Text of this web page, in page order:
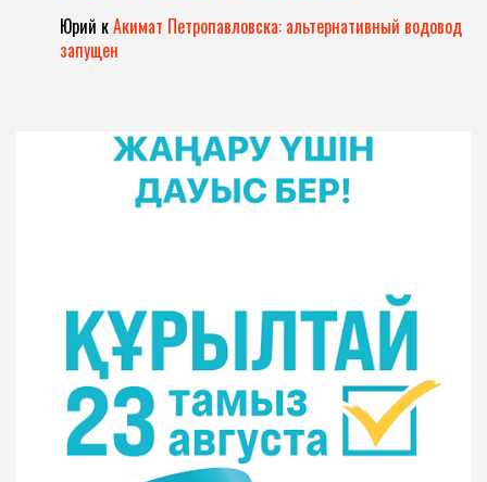
Юрий кАкимат Петропавловска: альтернативный водовод
запущен